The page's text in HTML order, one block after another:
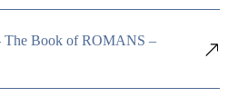
Book of ROMANS –